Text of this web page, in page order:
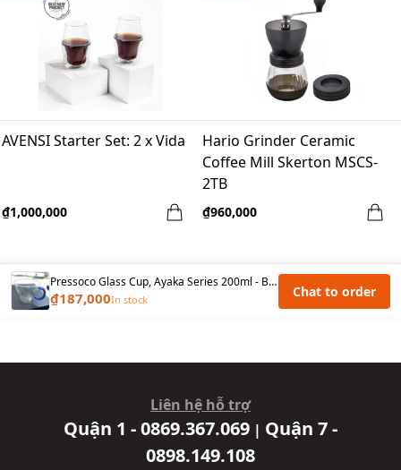
AVENSI Starter Set: 2 x Vida
₫1,000,000
Hario Grinder Ceramic
Coffee Mill Skerton MSCS-
2TB
₫960,000
Pressoco Glass Cup, Ayaka Series 200ml - Blue
₫187,000In stock Chat to order
Liên hệ hỗ trợ
Quận 1 - 0869.367.069 | Quận 7 -
0898.149.108